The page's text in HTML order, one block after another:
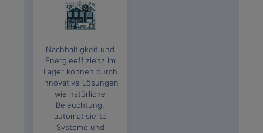
Nachhaltigkeit und
Energieeffizienz im
Lager können durch
innovative Lösungen
wie natürliche
Beleuchtung,
automatisierte
Systeme und